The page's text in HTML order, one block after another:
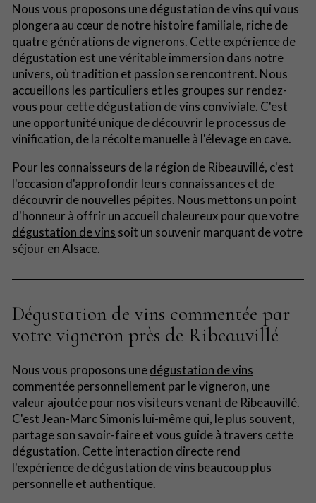
Nous vous proposons une dégustation de vins qui vous
plongera au cœur de notre histoire familiale, riche de
quatre générations de vignerons. Cette expérience de
dégustation est une véritable immersion dans notre
univers, où tradition et passion se rencontrent. Nous
accueillons les particuliers et les groupes sur rendez-
vous pour cette dégustation de vins conviviale. C'est
une opportunité unique de découvrir le processus de
vinification, de la récolte manuelle à l'élevage en cave.
Pour les connaisseurs de la région de Ribeauvillé, c'est
l'occasion d'approfondir leurs connaissances et de
découvrir de nouvelles pépites. Nous mettons un point
d'honneur à offrir un accueil chaleureux pour que votre
dégustation de vins soit un souvenir marquant de votre
séjour en Alsace.
Dégustation de vins commentée par
votre vigneron près de Ribeauvillé
Nous vous proposons unedégustation de vins
commentée personnellement par le vigneron, une
valeur ajoutée pour nos visiteurs venant de Ribeauvillé.
C'est Jean-Marc Simonis lui-même qui, le plus souvent,
partage son savoir-faire et vous guide à travers cette
dégustation. Cette interaction directe rend
l'expérience de dégustation de vins beaucoup plus
personnelle et authentique.